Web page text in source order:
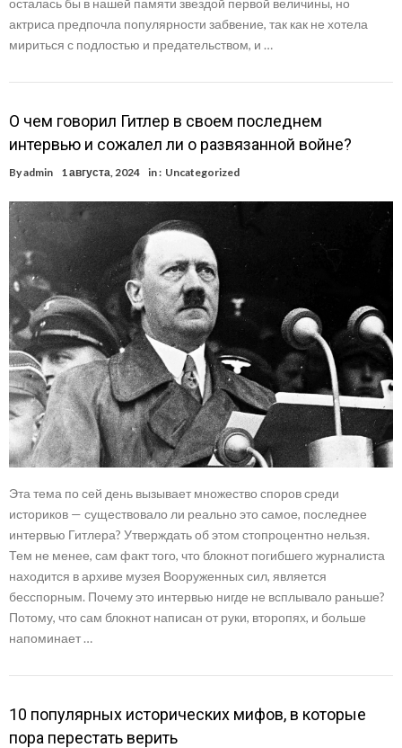
актриса предпочла популярности забвение, так как не хотела
мириться с подлостью и предательством, и …
О чем говорил Гитлер в своем последнем
интервью и сожалел ли о развязанной войне?
Byadmin 1 августа, 2024 in : Uncategorized
Эта тема по сей день вызывает множество споров среди
историков — существовало ли реально это самое, последнее
интервью Гитлера? Утверждать об этом стопроцентно нельзя.
Тем не менее, сам факт того, что блокнот погибшего журналиста
находится в архиве музея Вооруженных сил, является
бесспорным. Почему это интервью нигде не всплывало раньше?
Потому, что сам блокнот написан от руки, второпях, и больше
напоминает …
10 популярных исторических мифов, в которые
пора перестать верить